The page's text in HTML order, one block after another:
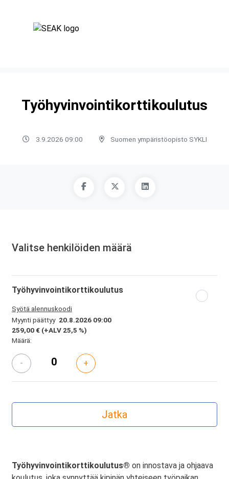
Työhyvinvointikorttikoulutus
3.9.2026 09:00 Suomen ympäristöopisto SYKLI
Valitse henkilöiden määrä
Työhyvinvointikorttikoulutus
Syötä alennuskoodi
Myynti päättyy 20.8.2026 09:00
259,00 € (+ALV 25,5 %)
Määrä:
- +
Työhyvinvointikorttikoulutus® on innostava ja ohjaava